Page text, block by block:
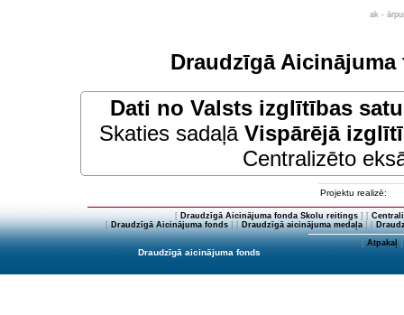
ak -
Draudzīgā
Dati no Valsts izglītības
Skaties sadaļā Vispārējā
Centralizēto
Projektu realizē:
[ Draudzīgā Aicinājuma fonda Skolu reitings] [
[Draudzīgā Aicinājuma fonds] [Draudzīgā aicinājuma medaļa] [
[Atpakaļ]
Draudzīgā aicinājuma fonds